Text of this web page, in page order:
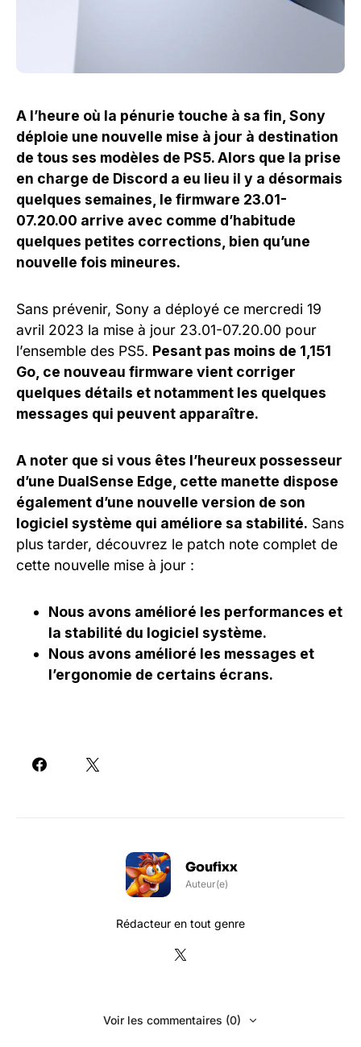
A l’heure où la pénurie touche à sa fin, Sony
déploie une nouvelle mise à jour à destination
de tous ses modèles de PS5. Alors que la prise
en charge de Discord a eu lieu il y a désormais
quelques semaines, le firmware 23.01-
07.20.00 arrive avec comme d’habitude
quelques petites corrections, bien qu’une
nouvelle fois mineures.
Sans prévenir, Sony a déployé ce mercredi 19
avril 2023 la mise à jour 23.01-07.20.00 pour
l’ensemble des PS5. Pesant pas moins de 1,151
Go, ce nouveau firmware vient corriger
quelques détails et notamment les quelques
messages qui peuvent apparaître.
A noter que si vous êtes l’heureux possesseur
d’une DualSense Edge, cette manette dispose
également d’une nouvelle version de son
logiciel système qui améliore sa stabilité. Sans
plus tarder, découvrez le patch note complet de
cette nouvelle mise à jour :
Nous avons amélioré les performances et
la stabilité du logiciel système.
Nous avons amélioré les messages et
l’ergonomie de certains écrans.
Goufixx
Auteur(e)
Rédacteur en tout genre
Voir les commentaires (0)